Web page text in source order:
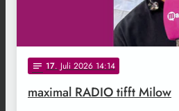
notes 17. Juli 2026 14:14
maximal RADIO tifft Milow